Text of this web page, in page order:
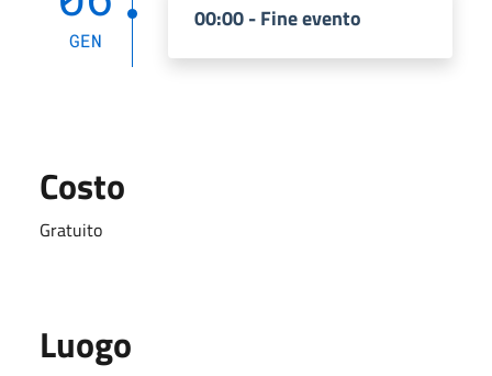
GEN
00:00 - Fine evento
Costo
Gratuito
Luogo